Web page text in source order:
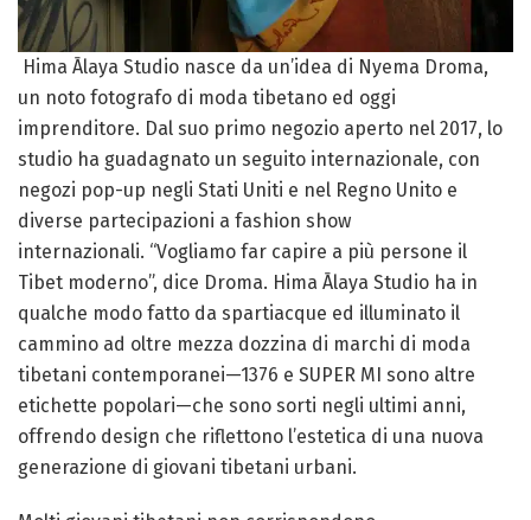
Hima Ālaya Studio nasce da un’idea di Nyema Droma,
un noto fotografo di moda tibetano ed oggi
imprenditore. Dal suo primo negozio aperto nel 2017, lo
studio ha guadagnato un seguito internazionale, con
negozi pop-up negli Stati Uniti e nel Regno Unito e
diverse partecipazioni a fashion show
internazionali. “Vogliamo far capire a più persone il
Tibet moderno”, dice Droma. Hima Ālaya Studio ha in
qualche modo fatto da spartiacque ed illuminato il
cammino ad oltre mezza dozzina di marchi di moda
tibetani contemporanei—1376 e SUPER MI sono altre
etichette popolari—che sono sorti negli ultimi anni,
offrendo design che riflettono l’estetica di una nuova
generazione di giovani tibetani urbani.